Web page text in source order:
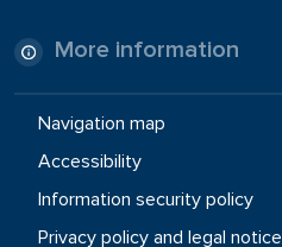
More information
Navigation map
Accessibility
Information security policy
Privacy policy and legal notice